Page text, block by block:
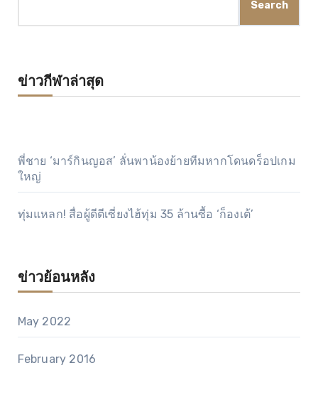
มีหลายทีมยักษ์ใหญ่ในยุโรปอยากได้ตัวนักเตะไปเสริมทัพและ
Search
ข่าวกีฬาล่าสุด
พี่ชาย ‘มาร์กินญอส’ ลั่นพาน้องย้ายทีมหากโดนดร็อปเกม
ใหญ่
ทุ่มแหลก! สื่อผู้ดีตีเซี่ยงไฮ้ทุ่ม 35 ล้านซื้อ ‘ก็องเต้’
ข่าวย้อนหลัง
May 2022
February 2016